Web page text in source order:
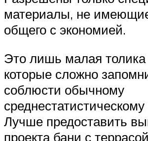
материалы, не
общего с экономией.
Это лишь малая
которые сложно
соблюсти обычному
Лучше предоставить
проекта бани с